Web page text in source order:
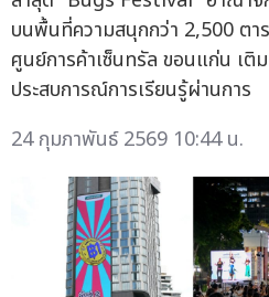
บนพื้นที่ความสนุกกว่า 2,500 ตา
ศูนย์การค้าเซ็นทรัล ขอนแก่น เติ
ประสบการณ์การเรียนรู้ผ่านการ
24 กุมภาพันธ์ 2569 10:44 น.